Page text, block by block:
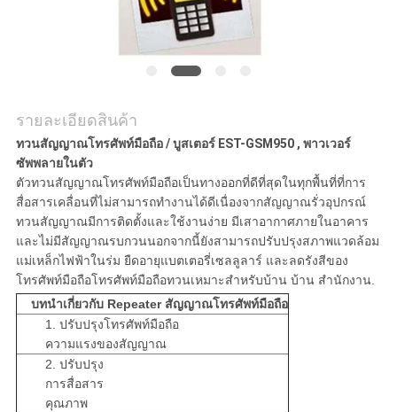
เว็บไซต์
PRIVACY
POLICY
รายละเอียดสินค้า
ทวนสัญญาณโทรศัพท์มือถือ / บูสเตอร์ EST-GSM950 , พาวเวอร์
ซัพพลายในตัว
ตัวทวนสัญญาณโทรศัพท์มือถือเป็นทางออกที่ดีที่สุดในทุกพื้นที่ที่การ
สื่อสารเคลื่อนที่ไม่สามารถทำงานได้ดีเนื่องจากสัญญาณรั่วอุปกรณ์
ทวนสัญญาณมีการติดตั้งและใช้งานง่าย มีเสาอากาศภายในอาคาร
และไม่มีสัญญาณรบกวนนอกจากนี้ยังสามารถปรับปรุงสภาพแวดล้อม
แม่เหล็กไฟฟ้าในร่ม ยืดอายุแบตเตอรี่เซลลูลาร์ และลดรังสีของ
โทรศัพท์มือถือโทรศัพท์มือถือทวนเหมาะสำหรับบ้าน บ้าน สำนักงาน.
บทนำเกี่ยวกับ Repeater สัญญาณโทรศัพท์มือถือ
1. ปรับปรุงโทรศัพท์มือถือ
ความแรงของสัญญาณ
2. ปรับปรุง
การสื่อสาร
คุณภาพ